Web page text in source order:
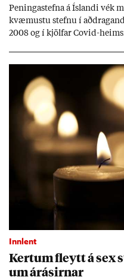
Pen­inga­stefna á Ís­landi vék
kvæm­ustu stefnu í
2008 og í kjöl­far Covid-
Innlent
Kert­um fleytt á sex
um árás­irn­ar